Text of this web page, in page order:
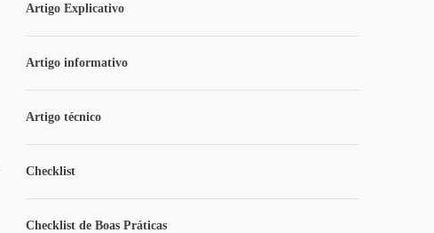
Artigo Explicativo
Artigo informativo
Artigo técnico
Checklist
Checklist de Boas Práticas